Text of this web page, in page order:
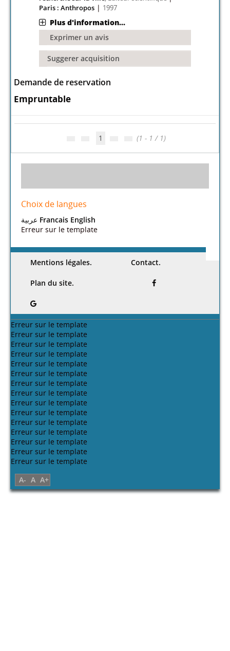
Paris : Anthropos | 1997
Plus d'information...
Exprimer un avis
Suggerer acquisition
Demande de reservation
Empruntable
1 (1 - 1 / 1)
Choix de langues
عربية Francais English
Erreur sur le template
Mentions légales. Contact.
Plan du site.
A- A A+
Erreur sur le template
Erreur sur le template
Erreur sur le template
Erreur sur le template
Erreur sur le template
Erreur sur le template
Erreur sur le template
Erreur sur le template
Erreur sur le template
Erreur sur le template
Erreur sur le template
Erreur sur le template
Erreur sur le template
Erreur sur le template
Erreur sur le template